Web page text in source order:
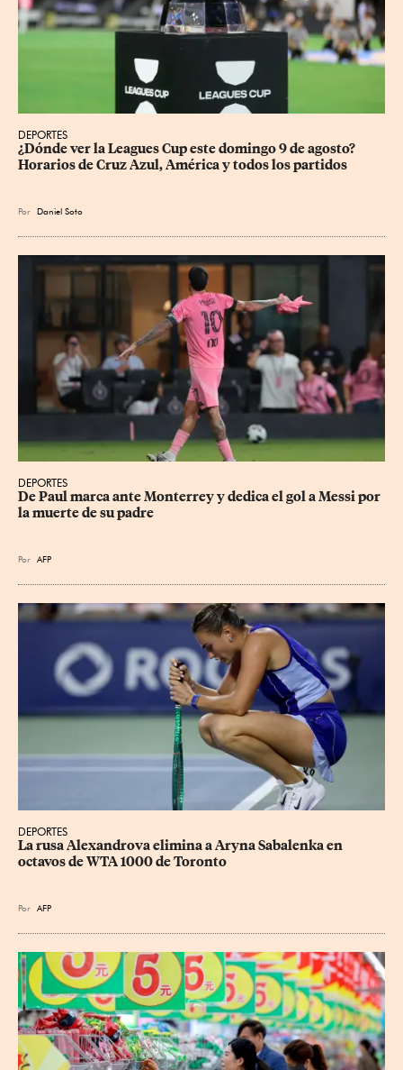
DEPORTES
¿Dónde ver la Leagues Cup este domingo 9 de agosto?
Horarios de Cruz Azul, América y todos los partidos
Por Daniel Soto
DEPORTES
De Paul marca ante Monterrey y dedica el gol a Messi por
la muerte de su padre
Por AFP
DEPORTES
La rusa Alexandrova elimina a Aryna Sabalenka en
octavos de WTA 1000 de Toronto
Por AFP